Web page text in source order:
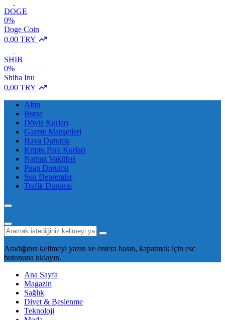
DOGE
0%
Doge Coin
0,00 TRY
SHIB
0%
Shiba Inu
0,00 TRY
Altın
Borsa
Döviz Kurları
Gazete Manşetleri
Hava Durumu
Kripto Para Kurları
Namaz Vakitleri
Puan Durumu
Son Depremler
Trafik Durumu
Aradığınız kelimeyi yazın ve entera basın, kapatmak için esc
butonuna tıklayın.
Ana Sayfa
Magazin
Sağlık
Diyet & Beslenme
Teknoloji